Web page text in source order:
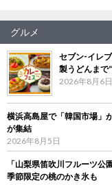
グルメ
セブン‐イレ
製うどんまで
2026年8月6日
横浜高島屋で「韓国市場」
が集結
2026年8月5日
「山梨県笛吹川フルーツ
季節限定の桃のかき氷も